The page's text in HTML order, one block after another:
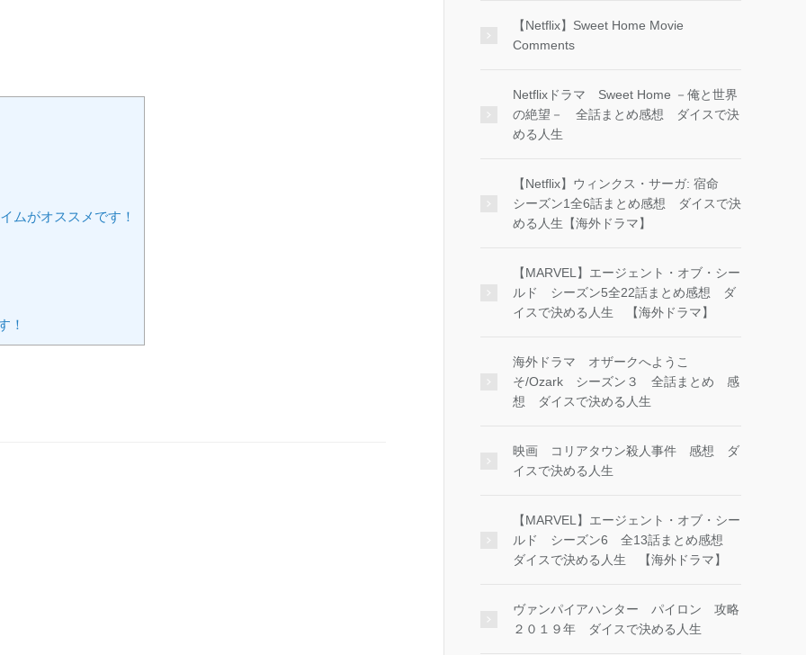
ムがオススメです！
！
【Netflix】Sweet Home Movie
Comments
Netflixドラマ Sweet Home －俺と世界
の絶望－ 全話まとめ感想 ダイスで決
める人生
【Netflix】ウィンクス・サーガ: 宿命
シーズン1全6話まとめ感想 ダイスで決
める人生【海外ドラマ】
【MARVEL】エージェント・オブ・シー
ルド シーズン5全22話まとめ感想 ダ
イスで決める人生 【海外ドラマ】
海外ドラマ オザークへようこ
そ/Ozark シーズン３ 全話まとめ 感
想 ダイスで決める人生
映画 コリアタウン殺人事件 感想 ダ
イスで決める人生
【MARVEL】エージェント・オブ・シー
ルド シーズン6 全13話まとめ感想
ダイスで決める人生 【海外ドラマ】
ヴァンパイアハンター パイロン 攻略
２０１９年 ダイスで決める人生